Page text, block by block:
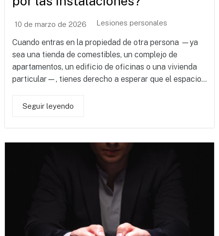
10 de marzo de 2026 Lesiones personales
Cuando entras en la propiedad de otra persona —ya
sea una tienda de comestibles, un complejo de
apartamentos, un edificio de oficinas o una vivienda
particular—, tienes derecho a esperar que el espacio...
Seguir leyendo